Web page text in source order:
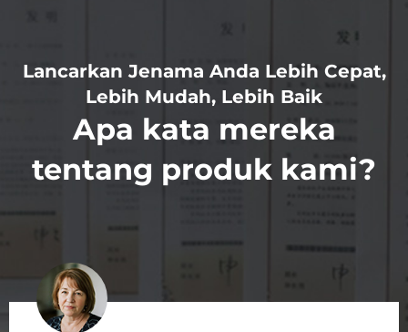
Lancarkan Jenama Anda Lebih Cepat,
Lebih Mudah, Lebih Baik
Apa kata mereka
tentang produk kami?